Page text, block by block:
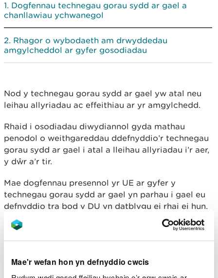
Mae'r wefan hon yn defnyddio cwcis
Dogfennau technegau gorau sydd ar gael a
chanllawiau ychwanegol
Rhagor o wybodaeth am drwyddedau
amgylcheddol ar gyfer gosodiadau
Nod y technegau gorau sydd ar gael yw atal neu
leihau allyriadau ac effeithiau ar yr amgylchedd.
Rhaid i osodiadau diwydiannol gyda mathau
penodol o weithgareddau ddefnyddio’r technegau
gorau sydd ar gael i atal a lleihau allyriadau i’r aer,
y dŵr a’r tir.
Mae dogfennau presennol yr UE ar gyfer y
technegau gorau sydd ar gael yn parhau i gael eu
defnyddio tra bod y DU yn datblygu ei rhai ei hun.
I gael rhagor o wybodaeth, ewch i Gov.uk
gorau sydd ar gael a